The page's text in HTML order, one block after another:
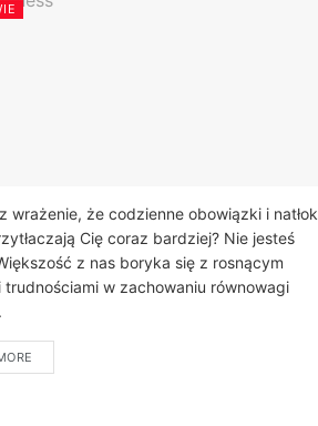
wrażenie, że codzienne obowiązki i natłok
Cię coraz bardziej? Nie jesteś
z nas boryka się z rosnącym
trudnościami w zachowaniu równowagi